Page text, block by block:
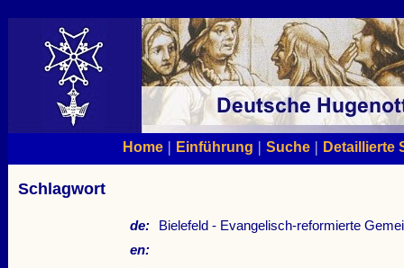
Home| Einführung | Suche| Detaillierte
Schlagwort
de:
Bielefeld - Evangelisch-reformierte
en: